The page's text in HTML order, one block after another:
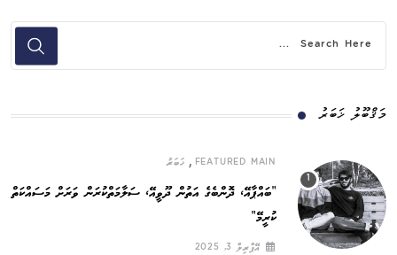
މަޤްބޫލު ޚަބަރު
FEATURED MAIN
, ޚަބަރު
”ބައްޕާއޭ، ދޮންބެގެ އަތުން ދޫވީއޭ، ސަލާމަތްކުރަން ވަރަށް މަސައްކަތް
ކުރީމޭ“
އޭޕްރިލް 3, 2025